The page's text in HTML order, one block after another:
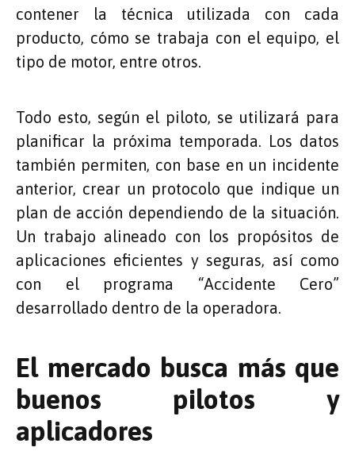
contener la técnica utilizada con cada
producto, cómo se trabaja con el equipo, el
tipo de motor, entre otros.
Todo esto, según el piloto, se utilizará para
planificar la próxima temporada. Los datos
también permiten, con base en un incidente
anterior, crear un protocolo que indique un
plan de acción dependiendo de la situación.
Un trabajo alineado con los propósitos de
aplicaciones eficientes y seguras, así como
con el programa “Accidente Cero”
desarrollado dentro de la operadora.
El mercado busca más que
buenos pilotos y
aplicadores